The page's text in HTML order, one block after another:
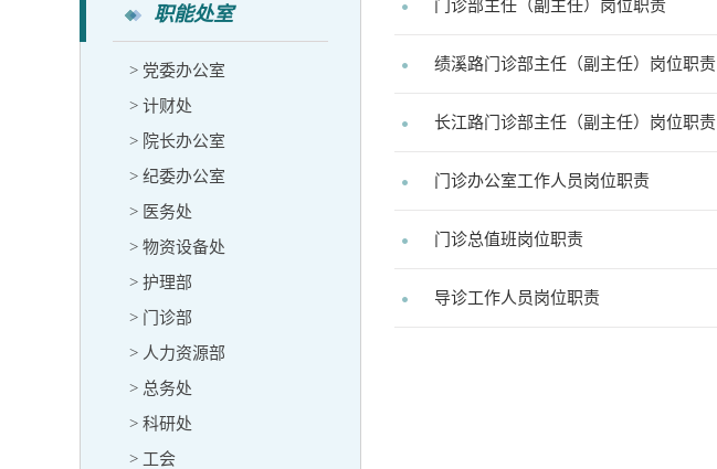
职能处室
> 党委办公室
> 计财处
> 院长办公室
> 纪委办公室
> 医务处
> 物资设备处
> 护理部
> 门诊部
> 人力资源部
> 总务处
> 科研处
> 工会
门诊部主任（副主任）岗位职责
绩溪路门诊部主任（副主任）岗位职责
长江路门诊部主任（副主任）岗位职责
门诊办公室工作人员岗位职责
门诊总值班岗位职责
导诊工作人员岗位职责